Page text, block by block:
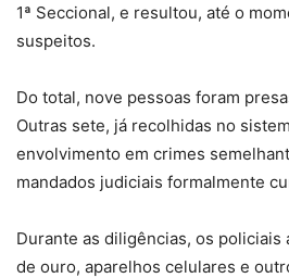
1ª Seccional, e resultou, até o
suspeitos.
Do total, nove pessoas foram
Outras sete, já recolhidas no
envolvimento em crimes
mandados judiciais formalmente
Durante as diligências, os
de ouro, aparelhos celulares e